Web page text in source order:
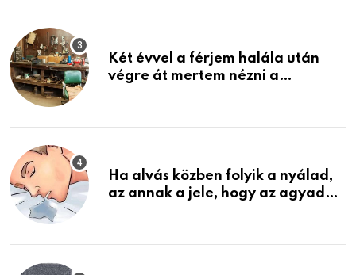
Két évvel a férjem halála után
végre át mertem nézni a
életemet
Ha alvás közben folyik a nyálad,
az annak a jele, hogy az agyad…